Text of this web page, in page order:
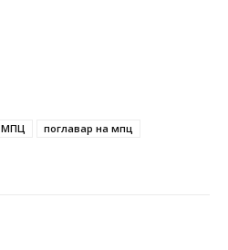
МПЦ
поглавар на мпц